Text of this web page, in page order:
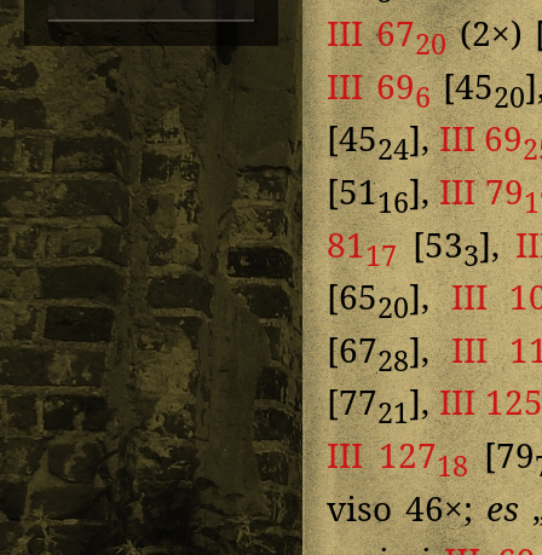
III 6720(2×)
III 696[4520
[4524],III 69
[5116],III 79
8117[533],
[6520],III
[6728],III
[7721],III
III 12718[79
viso 46×;es